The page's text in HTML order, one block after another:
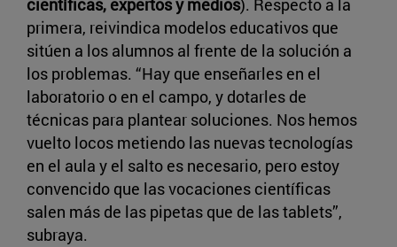
científicas, expertos y medios). Respecto a la
primera, reivindica modelos educativos que
sitúen a los alumnos al frente de la solución a
los problemas. “Hay que enseñarles en el
laboratorio o en el campo, y dotarles de
técnicas para plantear soluciones. Nos hemos
vuelto locos metiendo las nuevas tecnologías
en el aula y el salto es necesario, pero estoy
convencido que las vocaciones científicas
salen más de las pipetas que de las tablets”,
subraya.